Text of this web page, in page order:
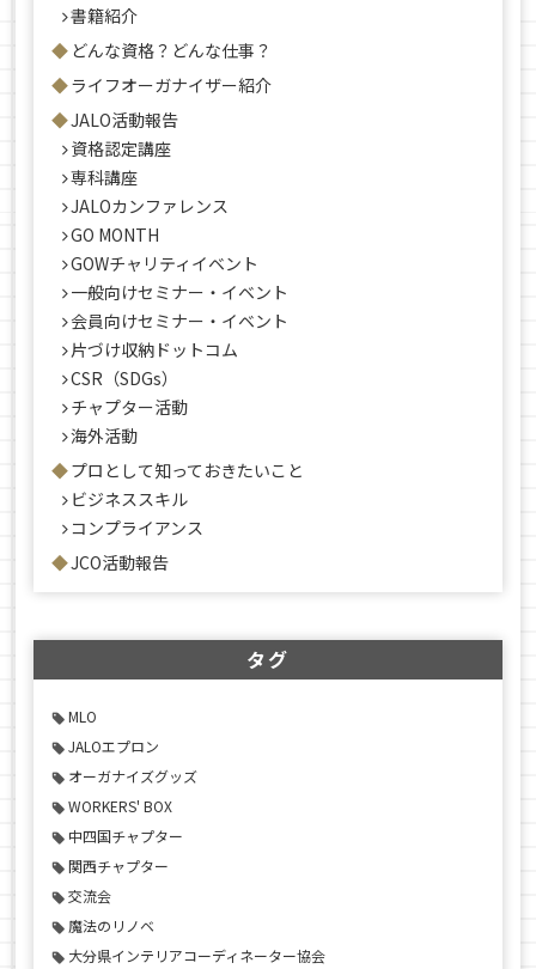
書籍紹介
どんな資格？どんな仕事？
ライフオーガナイザー紹介
JALO活動報告
資格認定講座
専科講座
JALOカンファレンス
GO MONTH
GOWチャリティイベント
一般向けセミナー・イベント
会員向けセミナー・イベント
片づけ収納ドットコム
CSR（SDGs）
チャプター活動
海外活動
プロとして知っておきたいこと
ビジネススキル
コンプライアンス
JCO活動報告
タグ
MLO
JALOエプロン
オーガナイズグッズ
WORKERS' BOX
中四国チャプター
関西チャプター
交流会
魔法のリノベ
大分県インテリアコーディネーター協会